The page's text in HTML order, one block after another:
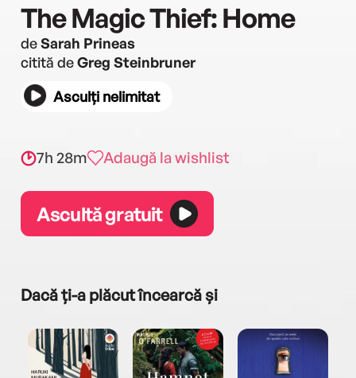
The Magic Thief: Home
deSarah Prineas
citită deGreg Steinbruner
Asculți nelimitat
7h 28m Adaugă la wishlist
Ascultă gratuit
Dacă ți-a plăcut încearcă și